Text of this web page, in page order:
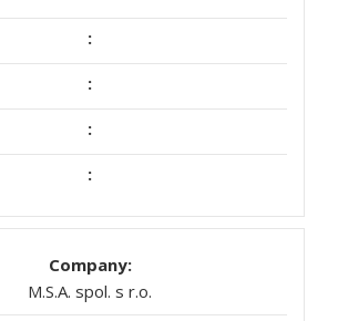
M.S.A. spol. s r.o.